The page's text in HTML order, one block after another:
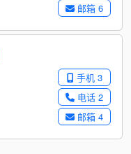
邮箱 6
手机 3
电话 2
邮箱 4